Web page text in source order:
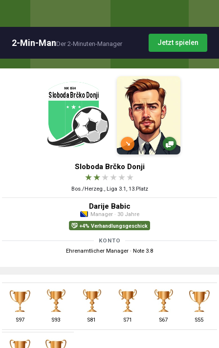
2-Min-ManDer 2-Minuten-Manager Jetzt spielen
↘
Sloboda Brčko Donji
★★★ ★ ★ ★
Bos./Herzeg., Liga 3.1, 13.Platz
Darije Babic
Manager · 30 Jahre
+4% Verhandlungsgeschick
KONTO
Ehrenamtlicher Manager · Note 3.8
S97 S93 S81 S71 S67 S55